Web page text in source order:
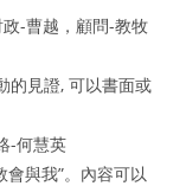
-曹越，顧問-教牧
見證, 可以書面或
-何慧英
會與我”。內容可以